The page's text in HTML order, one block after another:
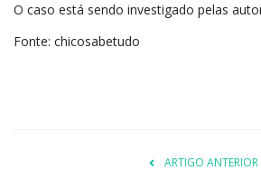
O caso está sendo investigado pelas
Fonte: chicosabetudo
ARTIGO ANTERIOR